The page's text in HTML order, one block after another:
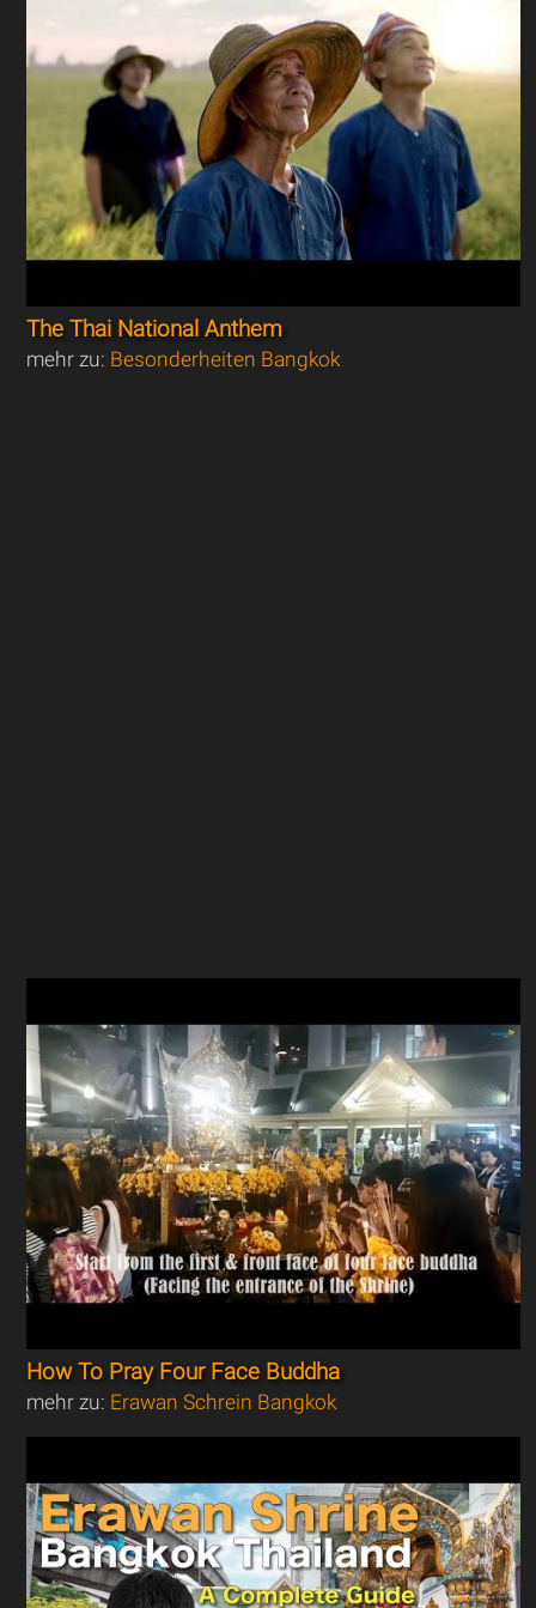
The Thai National Anthem
mehr zu: Besonderheiten Bangkok
How To Pray Four Face Buddha
mehr zu: Erawan Schrein Bangkok